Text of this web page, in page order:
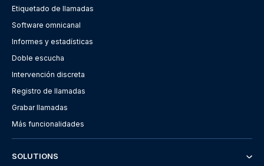
Etiquetado de llamadas
Software omnicanal
Informes y estadísticas
Doble escucha
Intervención discreta
Registro de llamadas
Grabar llamadas
Más funcionalidades
SOLUTIONS